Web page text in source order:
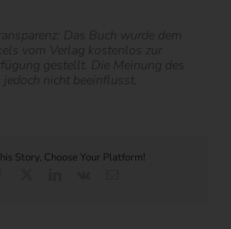
Das Buch wurde dem
vom Verlag kostenlos zur
gestellt. Die Meinung des
nicht beeinflusst.
Story, Choose Your Platform!